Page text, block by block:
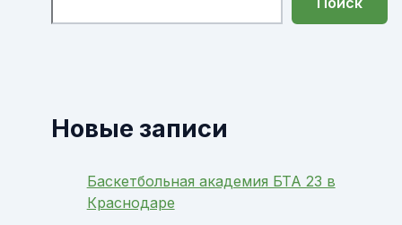
Новые записи
Баскетбольная академия БТА 23 в
Краснодаре